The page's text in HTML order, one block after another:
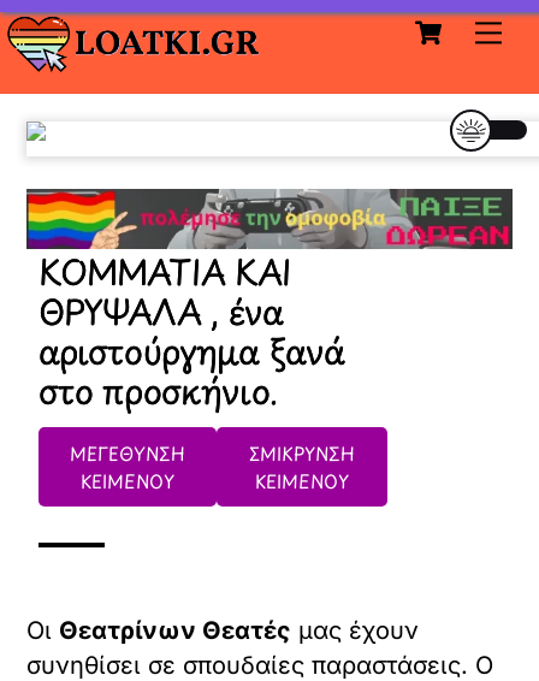
Skip
to
content
Cart
ΚΟΜΜΑΤΙΑ ΚΑΙ
ΘΡΥΨΑΛΑ , ένα
αριστούργημα ξανά
στο προσκήνιο.
ΜΕΓΕΘΥΝΣΗ
ΚΕΙΜΕΝΟΥ
ΣΜΙΚΡΥΝΣΗ
ΚΕΙΜΕΝΟΥ
Οι Θεατρίνων Θεατές μας έχουν
συνηθίσει σε σπουδαίες παραστάσεις. Ο